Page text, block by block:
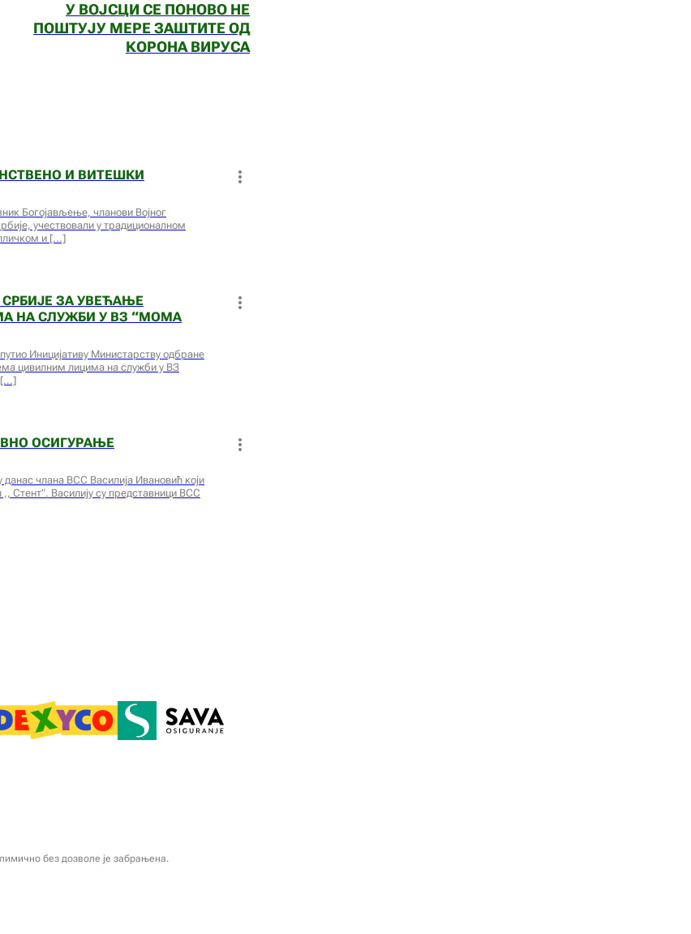
У ВОЈСЦИ СЕ ПОНОВО НЕ
ПОШТУЈУ МЕРЕ ЗАШТИТЕ ОД
КОРОНА ВИРУСА
И ВИТЕШКИ
Богојављење, чланови Војног
учествовали у традиционалном
и
ЗА УВЕЋАЊЕ
НА СЛУЖБИ У ВЗ “МОМА
Иницијативу Министарству одбране
цивилним лицима на служби у ВЗ
ОСИГУРАЊЕ
члана ВСС Василија Ивановић који
Стент”. Василију су представници ВСС
без дозволе је забрањена.